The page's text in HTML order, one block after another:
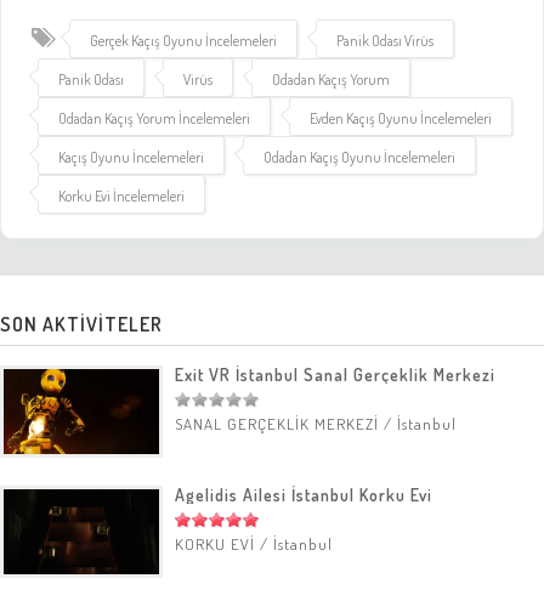
Gerçek Kaçış Oyunu İncelemeleri Panik Odası Virüs
Panik Odası Virüs Odadan Kaçış Yorum
Odadan Kaçış Yorum İncelemeleri Evden Kaçış Oyunu İncelemeleri
Kaçış Oyunu İncelemeleri Odadan Kaçış Oyunu İncelemeleri
Korku Evi İncelemeleri
SON AKTİVİTELER
Exit VR İstanbul Sanal Gerçeklik Merkezi
SANAL GERÇEKLİK MERKEZİ / İstanbul
Agelidis Ailesi İstanbul Korku Evi
KORKU EVİ / İstanbul